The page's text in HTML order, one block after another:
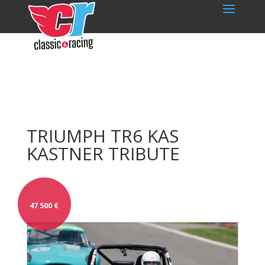
TRIUMPH TR6 KAS
KASTNER TRIBUTE
47 500 €